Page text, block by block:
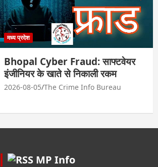
मध्य प्रदेश
Bhopal Cyber Fraud: साफ्टवेयर
इंजीनियर के खाते से निकाली रकम
2026-08-05 The Crime Info Bureau
MP Info